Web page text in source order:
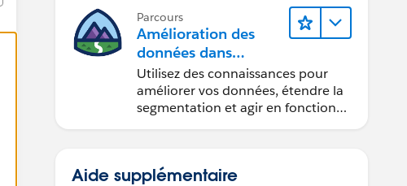
Parcours
Amélioration des
données dans
Data 360
Utilisez des connaissances pour
améliorer vos données, étendre la
segmentation et agir en fonction
Aide supplémentaire